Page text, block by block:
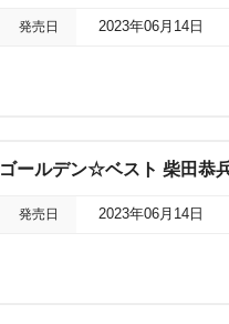
発売日 2023年06月14日
ゴールデン☆ベスト 柴田恭
発売日 2023年06月14日